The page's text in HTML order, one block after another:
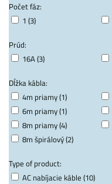
Počet fáz:
1 (3)
Prúd:
16A (3)
Dĺžka kábla:
4m priamy (1)
6m priamy (1)
8m priamy (4)
8m špirálový (2)
Type of product:
AC nabíjacie káble (10)